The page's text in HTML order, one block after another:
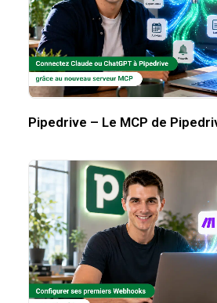
Pipedrive – Le MCP de